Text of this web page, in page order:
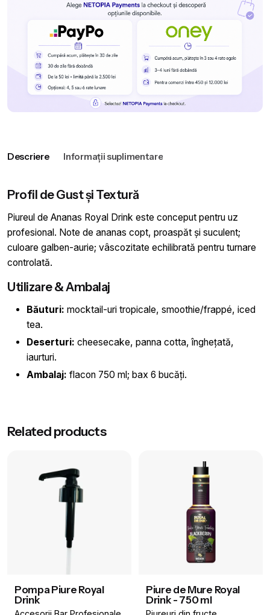
Descriere Informații suplimentare
Profil de Gust și Textură
Piureul de Ananas Royal Drink este conceput pentru uz
profesional. Note de ananas copt, proaspăt și suculent;
culoare galben-aurie; vâscozitate echilibrată pentru turnare
controlată.
Utilizare & Ambalaj
Băuturi: mocktail-uri tropicale, smoothie/frappé, iced
tea.
Deserturi: cheesecake, panna cotta, înghețată,
iaurturi.
Ambalaj: flacon 750 ml; bax 6 bucăți.
Aromă
Related products
Pompa Piure Royal
Drink
Piure de Mure Royal
Drink - 750 ml